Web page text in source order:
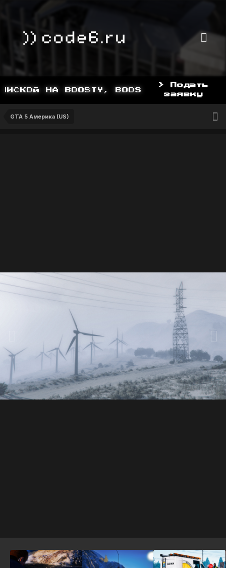
НА BOOSTY, BOOSTY.TO/YDDY
> Подать
заявку
GTA 5 Америка (US)